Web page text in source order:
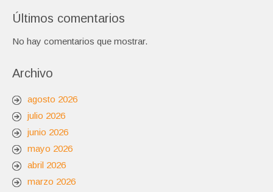
Últimos comentarios
No hay comentarios que mostrar.
Archivo
agosto 2026
julio 2026
junio 2026
mayo 2026
abril 2026
marzo 2026